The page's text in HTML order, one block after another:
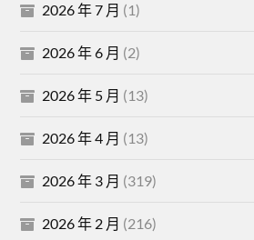
2026 年 7 月 (1)
2026 年 6 月 (2)
2026 年 5 月 (13)
2026 年 4 月 (13)
2026 年 3 月 (319)
2026 年 2 月 (216)